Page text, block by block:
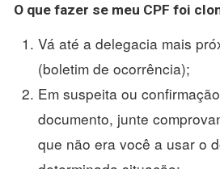
O que fazer se meu CPF foi
Vá até a delegacia mais
(boletim de ocorrência);
Em suspeita ou
documento, junte
que não era você a usar o